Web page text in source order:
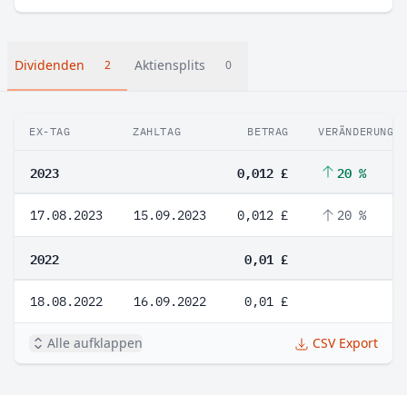
Dividenden 2 Aktiensplits 0
EX-TAG ZAHLTAG BETRAG VERÄNDERUNG
2023 0,012 £ 20 %
17.08.2023 15.09.2023 0,012 £ 20 %
2022 0,01 £
18.08.2022 16.09.2022 0,01 £
Alle aufklappen CSV Export